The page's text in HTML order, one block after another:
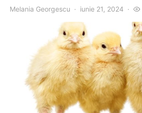
Melania Georgescu iunie 21, 2024